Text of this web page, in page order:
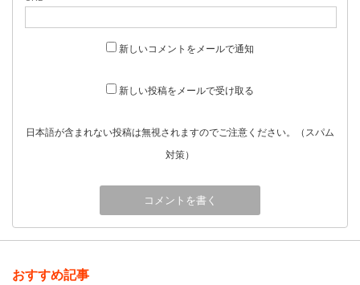
新しいコメントをメールで通知
新しい投稿をメールで受け取る
日本語が含まれない投稿は無視されますのでご注意ください。（スパム
対策）
おすすめ記事